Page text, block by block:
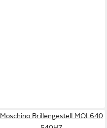
Moschino Brillengestell MOL640